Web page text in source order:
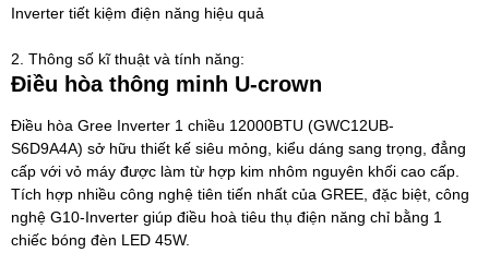
Inverter tiết kiệm điện năng hiệu quả
2. Thông số kĩ thuật và tính năng:
Điều hòa thông minh U-crown
Điều hòa Gree Inverter 1 chiều 12000BTU (GWC12UB-
S6D9A4A) sở hữu thiết kế siêu mỏng, kiểu dáng sang trọng, đẳng
cấp với vỏ máy được làm từ hợp kim nhôm nguyên khối cao cấp.
Tích hợp nhiều công nghệ tiên tiến nhất của GREE, đặc biệt, công
nghệ G10-Inverter giúp điều hoà tiêu thụ điện năng chỉ bằng 1
chiếc bóng đèn LED 45W.